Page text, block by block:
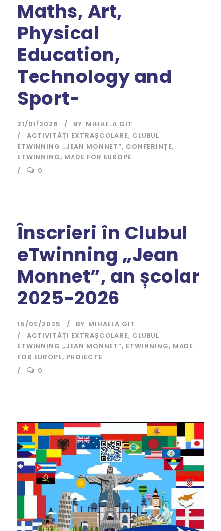
Maths, Art,
Physical
Education,
Technology and
Sport-
21/01/2026 BY MIHAELA GIT
ACTIVITĂȚI EXTRAȘCOLARE, CLUBUL
ETWINNING „JEAN MONNET”, CONFERINȚE,
ETWINNING, MADE FOR EUROPE
0
Înscrieri în Clubul
eTwinning „Jean
Monnet”, an școlar
2025-2026
15/09/2025 BY MIHAELA GIT
ACTIVITĂȚI EXTRAȘCOLARE, CLUBUL
ETWINNING „JEAN MONNET”, ETWINNING, MADE
FOR EUROPE, PROIECTE
0